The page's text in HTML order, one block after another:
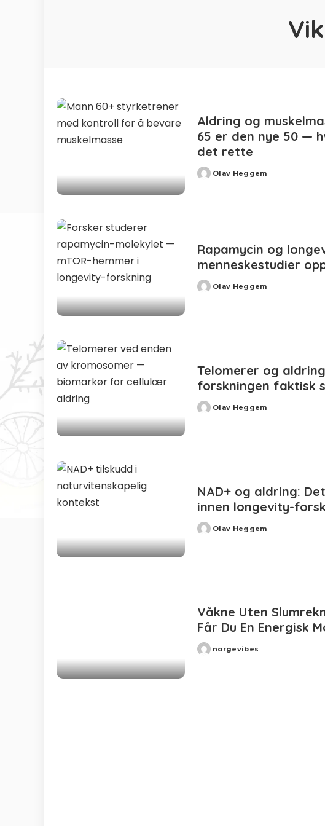
Aldring og
65 er den nye 50 —
det rette
Posted
Olav Heggem
Rapamycin og
menneskestudier
Posted
Olav Heggem
Telomerer og
forskningen faktisk
Posted
Olav Heggem
NAD+ og aldring:
innen longevity-
Posted
Olav Heggem
Våkne Uten
Får Du En Energisk
Posted
norgevibes